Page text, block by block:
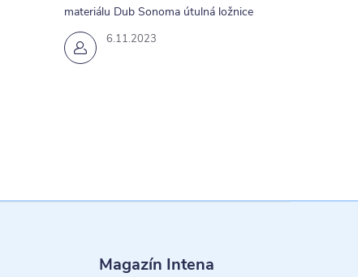
6.11.2023
materiálu Dub Sonoma útulná ložnice
Magazín Intena